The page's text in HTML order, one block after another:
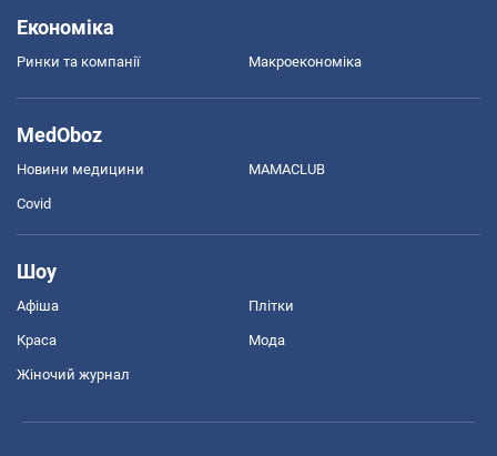
Економіка
Ринки та компанії Макроекономіка
MedOboz
Новини медицини MAMACLUB
Covid
Шоу
Афіша Плітки
Краса Мода
Жіночий журнал